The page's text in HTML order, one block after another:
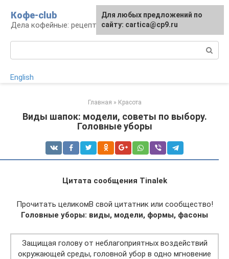
контенту
Кофе-club
Дела кофейные: рецепты и приготовление
English
Главная » Красота
Виды шапок: модели, советы по выбору.
Головные уборы
Цитата сообщения Tinalek
Прочитать целикомВ свой цитатник или сообщество!
Головные уборы: виды, модели, формы, фасоны
Защищая голову от неблагоприятных воздействий
окружающей среды, головной убор в одно мгновение
Для любых предложений по
сайту: cartica@cp9.ru